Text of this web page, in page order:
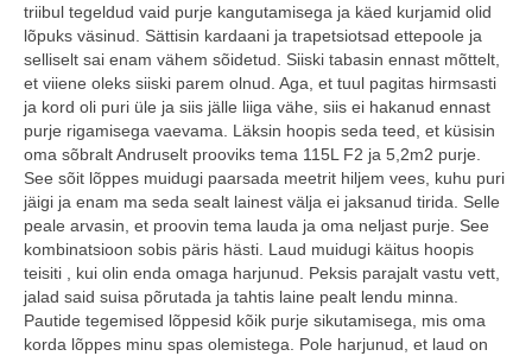
Kontakt
Uudised ja blogi
triibul tegeldud vaid purje kangutamisega ja käed kurjamid olid
lõpuks väsinud. Sättisin kardaani ja trapetsiotsad ettepoole ja
selliselt sai enam vähem sõidetud. Siiski tabasin ennast mõttelt,
et viiene oleks siiski parem olnud. Aga, et tuul pagitas hirmsasti
ja kord oli puri üle ja siis jälle liiga vähe, siis ei hakanud ennast
purje rigamisega vaevama. Läksin hoopis seda teed, et küsisin
oma sõbralt Andruselt prooviks tema 115L F2 ja 5,2m2 purje.
See sõit lõppes muidugi paarsada meetrit hiljem vees, kuhu puri
jäigi ja enam ma seda sealt lainest välja ei jaksanud tirida. Selle
peale arvasin, et proovin tema lauda ja oma neljast purje. See
kombinatsioon sobis päris hästi. Laud muidugi käitus hoopis
teisiti , kui olin enda omaga harjunud. Peksis parajalt vastu vett,
jalad said suisa põrutada ja tahtis laine pealt lendu minna.
Pautide tegemised lõppesid kõik purje sikutamisega, mis oma
korda lõppes minu spas olemistega. Pole harjunud, et laud on